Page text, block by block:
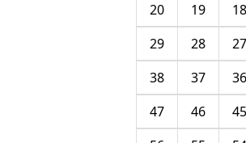
18
19
20
27
28
29
36
37
38
45
46
47